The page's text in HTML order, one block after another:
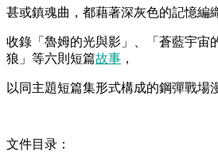
甚或鎮魂曲，都藉著深灰色的記憶
收錄「魯姆的光與影」、「蒼藍宇宙
狼」等六則短篇故事 ，
以同主題短篇集形式構成的鋼彈戰場
文件目录：